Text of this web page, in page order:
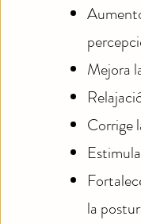
Mejora
Corrige
la